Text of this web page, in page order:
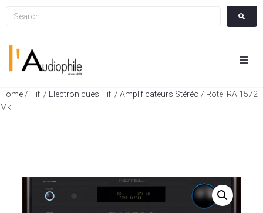
Home / Hifi / Electroniques Hifi / Amplificateurs Stéréo / Rotel RA 1572
MkII